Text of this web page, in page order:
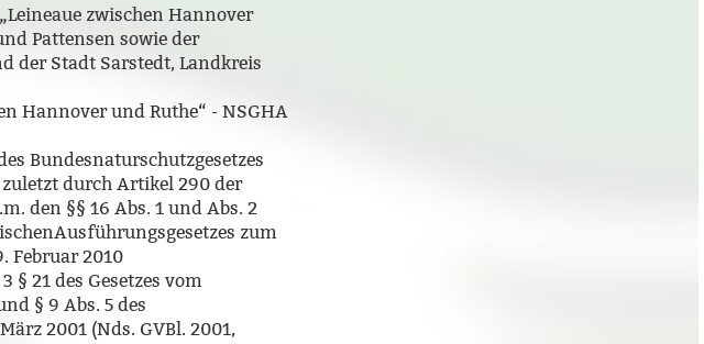
zwischen Hannover
Pattensen sowie der
der Stadt Sarstedt, Landkreis
Hannover und Ruthe“ - NSGHA
Bundesnaturschutzgesetzes
zuletzt durch Artikel 290 der
den §§ 16 Abs. 1 und Abs. 2
zum
Februar 2010
§ 21 des Gesetzes vom
§ 9 Abs. 5 des
2001 (Nds. GVBl. 2001,